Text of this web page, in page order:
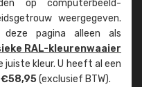
op computer­beeld­
weer­gegeven.
deze pagina alleen als
RAL-kleuren­waaier
juiste kleur. U heeft al een
(exclusief BTW).